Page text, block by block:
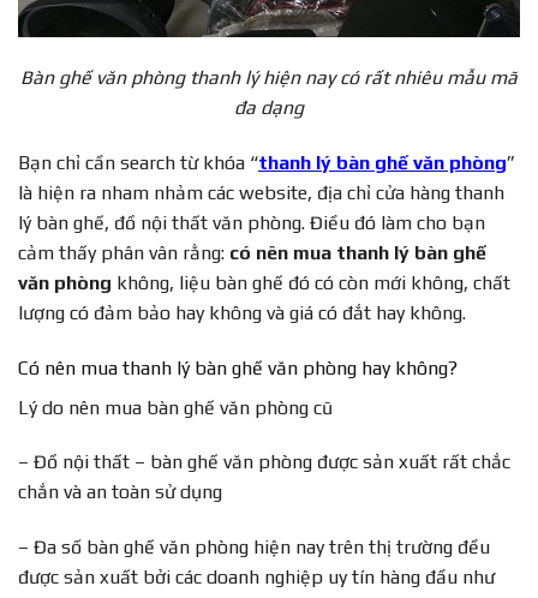
Bàn ghế văn phòng thanh lý hiện nay có rất nhiêu mẫu mã
đa dạng
Bạn chỉ cần search từ khóa “thanh lý bàn ghế văn phòng”
là hiện ra nham nhảm các website, địa chỉ cửa hàng thanh
lý bàn ghế, đồ nội thất văn phòng. Điều đó làm cho bạn
cảm thấy phân vân rằng: có nên mua thanh lý bàn ghế
văn phòng không, liệu bàn ghế đó có còn mới không, chất
lượng có đảm bảo hay không và giá có đắt hay không.
Có nên mua thanh lý bàn ghế văn phòng hay không?
Lý do nên mua bàn ghế văn phòng cũ
– Đồ nội thất – bàn ghế văn phòng được sản xuất rất chắc
chắn và an toàn sử dụng
– Đa số bàn ghế văn phòng hiện nay trên thị trường đều
được sản xuất bởi các doanh nghiệp uy tín hàng đầu như